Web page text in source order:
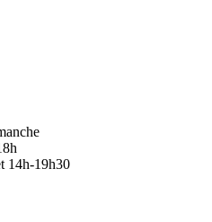
14h-19h30